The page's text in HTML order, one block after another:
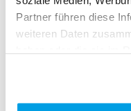
Partner führen diese
weiteren Daten